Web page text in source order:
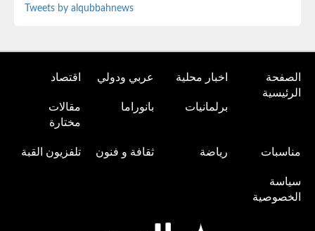
Tweets by alqubbahnews
الصفحة
الرئيسية
اخبار محلية عربي ودولي اقتصاد
برلمانيات بانوراما
مقالات
مختارة
مناسبات رياضة ثقافة و فنون تلفزيون القبة
سياسة
الخصوصية